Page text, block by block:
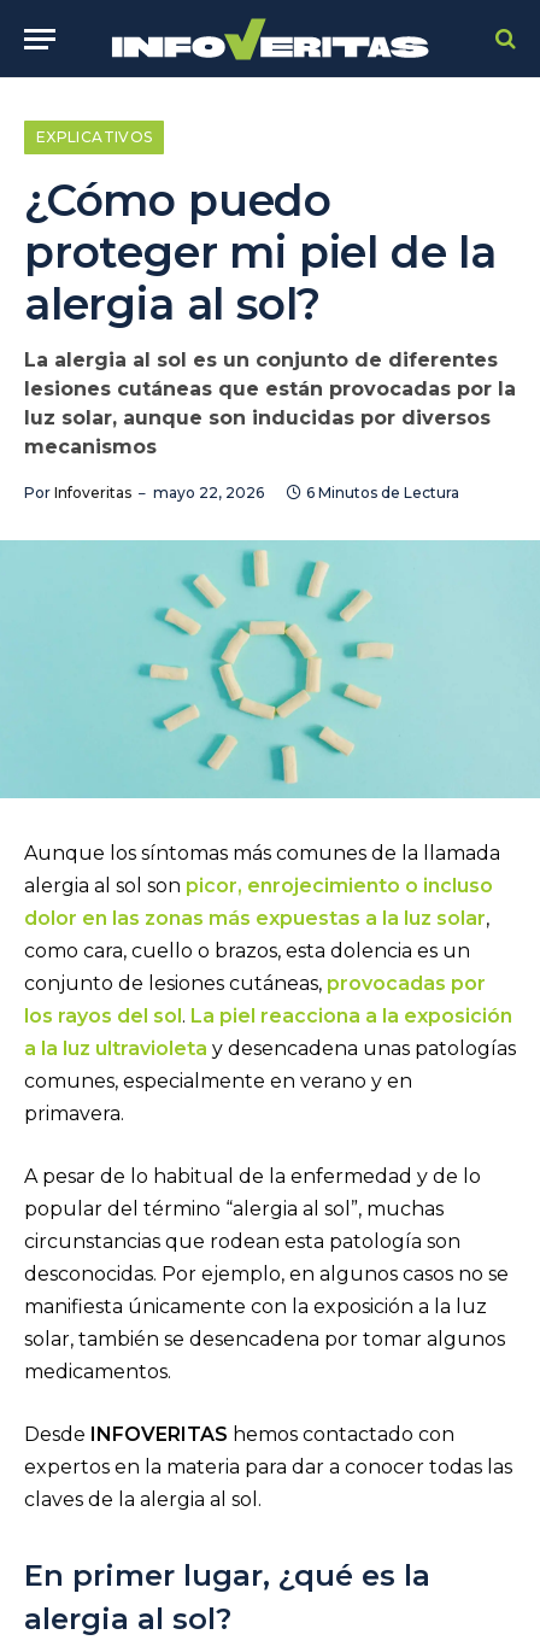
EXPLICATIVOS
¿Cómo puedo
proteger mi piel de la
alergia al sol?
La alergia al sol es un conjunto de diferentes
lesiones cutáneas que están provocadas por la
luz solar, aunque son inducidas por diversos
mecanismos
Por Infoveritas mayo 22, 2026 6 Minutos de Lectura
Aunque los síntomas más comunes de la llamada
alergia al sol son picor, enrojecimiento o incluso
dolor en las zonas más expuestas a la luz solar,
como cara, cuello o brazos, esta dolencia es un
conjunto de lesiones cutáneas, provocadas por
los rayos del sol . La piel reacciona a la exposición
a la luz ultravioleta y desencadena unas patologías
comunes, especialmente en verano y en
primavera.
A pesar de lo habitual de la enfermedad y de lo
popular del término “alergia al sol”, muchas
circunstancias que rodean esta patología son
desconocidas. Por ejemplo, en algunos casos no se
manifiesta únicamente con la exposición a la luz
solar, también se desencadena por tomar algunos
medicamentos.
Desde INFOVERITAS hemos contactado con
expertos en la materia para dar a conocer todas las
claves de la alergia al sol.
En primer lugar, ¿qué es la
alergia al sol?